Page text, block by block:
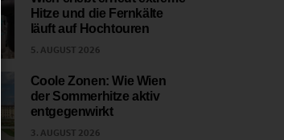
Hitze und die Fernkälte
läuft auf Hochtouren
5. AUGUST 2026
Coole Zonen: Wie Wien
der Sommerhitze aktiv
entgegenwirkt
3. AUGUST 2026